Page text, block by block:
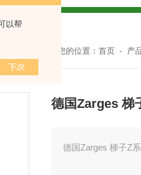
以帮
您的位置： 首页 - 产
德国Zarges 梯
德国Zarges 梯子Z